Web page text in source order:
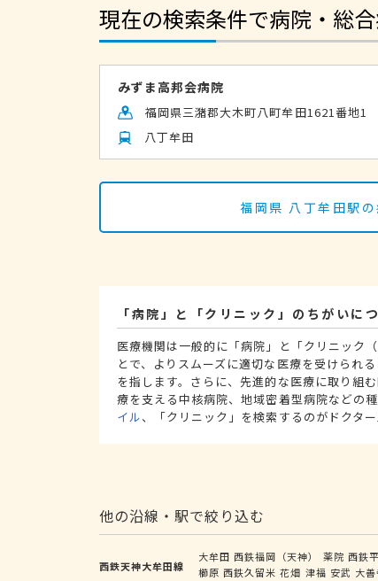
現在の検索条件で病院・総
みずま高邦会病院
福岡県三潴郡大木町八町牟田1621番地1
八丁牟田
福岡県 八丁牟田駅
「病院」と「クリニック」のちがいに
医療機関は一般的に「病院」と「クリニック
とで、よりスムーズに適切な医療を受けられ
を指します。さらに、先進的な医療に取り組
療を支える中核病院、地域密着型病院などの種
イル、「クリニック」を検索するのがドクター
他の沿線・駅で絞り込む
西鉄天神大牟田線
大牟田 西鉄福岡（天神） 薬院 西鉄
櫛原 西鉄久留米 花畑 津福 安武 大